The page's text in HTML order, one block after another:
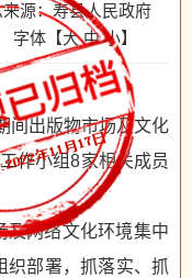
源：寿县人民政府
字体【大 中 小】
间出版物市场及文化
作小组8家相关成员
及网络文化环境集中
织部署，抓落实、抓